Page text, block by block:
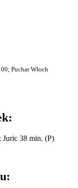
Puchar Włoch
38 min. (P)